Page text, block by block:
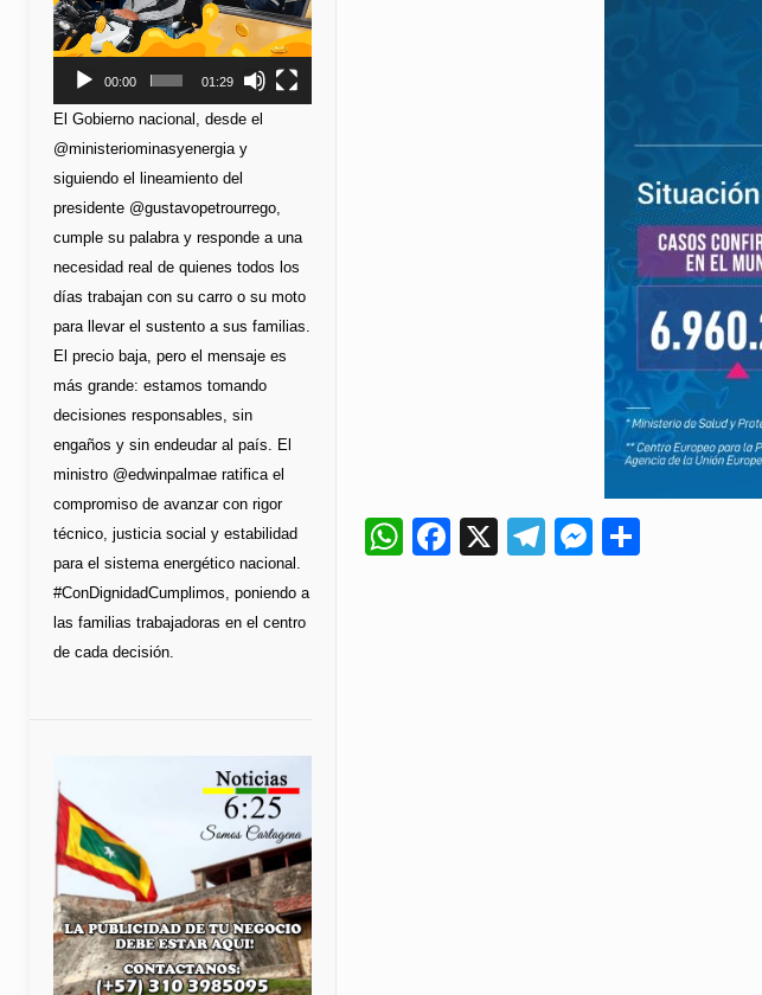
WhatsApp
Facebook
X Telegram
Messenger
00:00 01:29
El Gobierno nacional, desde el
@ministeriominasyenergia y
siguiendo el lineamiento del
presidente @gustavopetrourrego,
cumple su palabra y responde a una
necesidad real de quienes todos los
días trabajan con su carro o su moto
para llevar el sustento a sus familias.
El precio baja, pero el mensaje es
más grande: estamos tomando
decisiones responsables, sin
engaños y sin endeudar al país. El
ministro @edwinpalmae ratifica el
compromiso de avanzar con rigor
técnico, justicia social y estabilidad
para el sistema energético nacional.
#ConDignidadCumplimos, poniendo a
las familias trabajadoras en el centro
de cada decisión.